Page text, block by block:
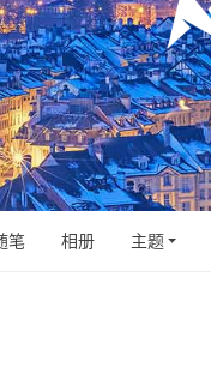
笔 相册 主题